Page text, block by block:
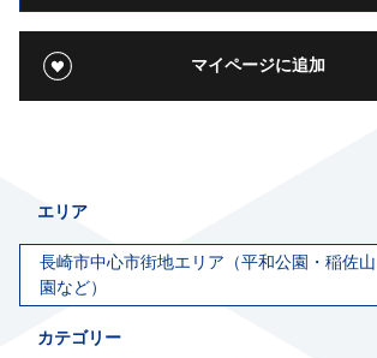
マイページに追加
エリア
長崎市中心市街地エリア（平和公園・稲佐
園など）
カテゴリー